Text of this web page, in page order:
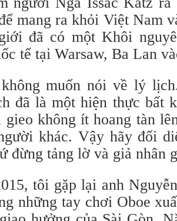
mang ra khỏi Việt Nam
đã có một Khôi
tế tại Warsaw, Ba Lan
muốn nói về lý
đã là một hiện thực bất
gieo không ít hoang tàn
khác. Vậy hãy đối
đừng tảng lờ và giả nhân
tôi gặp lại anh
những tay chơi Oboe